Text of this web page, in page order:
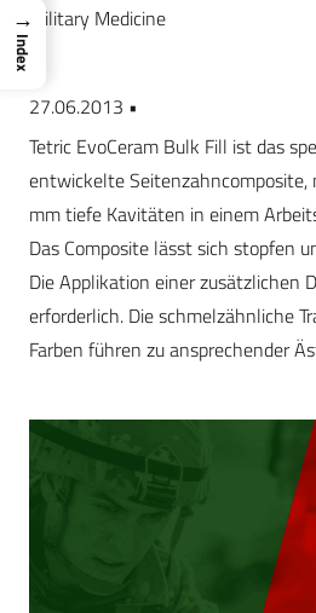
Military Medicine
27.06.2013 •
Tetric EvoCeram Bulk Fill ist das
entwickelte Seitenzahncomposite,
mm tiefe Kavitäten in einem
Das Composite lässt sich stopfen
Die Applikation einer zusätzlichen
erforderlich. Die schmelzähnliche
Farben führen zu ansprechender
→
Index